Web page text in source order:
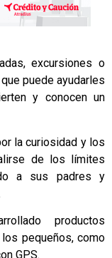
excursiones o
puede ayudarles
y conocen un
la curiosidad y los
de los límites
a sus padres y
productos
pequeños, como
GPS.